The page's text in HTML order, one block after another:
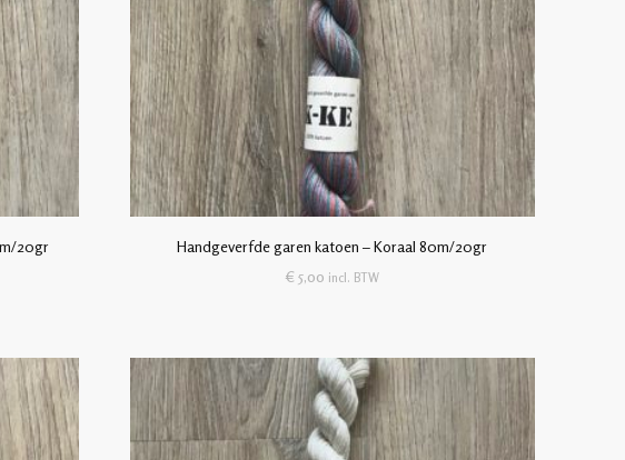
20gr
Handgeverfde garen katoen – Koraal 80m/20gr
€ 5,00 incl. BTW